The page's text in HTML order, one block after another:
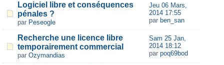
Logiciel libre et conséquences
pénales ?
par Peseogle
Jeu 06 Mars,
2014 17:55
par ben_san
Recherche une licence libre
temporairement commercial
par Ozymandias
Sam 25 Jan,
2014 18:12
par poq69bod